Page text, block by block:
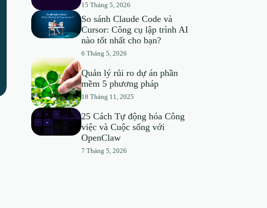
15 Tháng 5, 2026
So sánh Claude Code và
Cursor: Công cụ lập trình AI
nào tốt nhất cho bạn?
6 Tháng 5, 2026
Quản lý rủi ro dự án phần
mềm 5 phương pháp
18 Tháng 11, 2025
25 Cách Tự động hóa Công
việc và Cuộc sống với
OpenClaw
7 Tháng 5, 2026